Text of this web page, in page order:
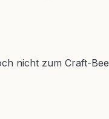
nicht zum Craft-